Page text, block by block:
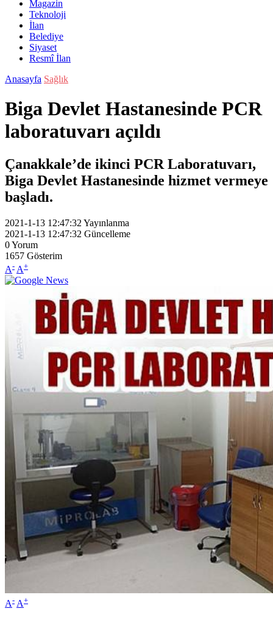
Magazin
Teknoloji
İlan
Belediye
Siyaset
Resmî İlan
Anasayfa Sağlık
Biga Devlet Hastanesinde PCR
laboratuvarı açıldı
Çanakkale’de ikinci PCR Laboratuvarı,
Biga Devlet Hastanesinde hizmet vermeye
başladı.
2021-1-13 12:47:32 Yayınlanma
2021-1-13 12:47:32 Güncelleme
0Yorum
1657 Gösterim
A- A+
A- A+